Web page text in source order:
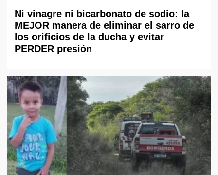
Ni vinagre ni bicarbonato de sodio: la
MEJOR manera de eliminar el sarro de
los orificios de la ducha y evitar
PERDER presión